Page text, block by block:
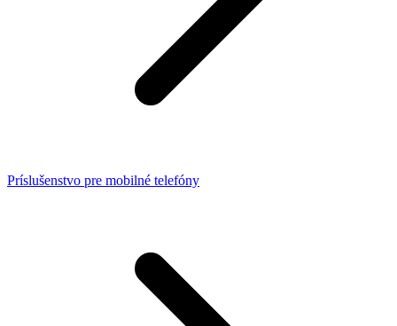
Príslušenstvo pre mobilné telefóny